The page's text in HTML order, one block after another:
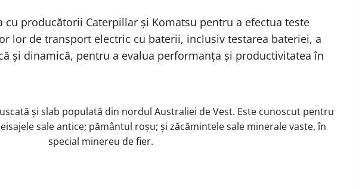
cu producătorii Caterpillar și Komatsu pentru a efectua teste
lor de transport electric cu baterii, inclusiv testarea bateriei, a
și dinamică, pentru a evalua performanța și productivitatea în
și slab populată din nordul Australiei de Vest. Este cunoscut pentru
sale antice; pământul roșu; și zăcămintele sale minerale vaste, în
special minereu de fier.